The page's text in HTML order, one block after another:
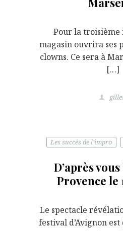
Pour la troisième
magasin ouvrira ses
clowns. Ce sera à
[…]
Les succès de l'impro
D’après
Provence le
Le spectacle
festival d’Avignon